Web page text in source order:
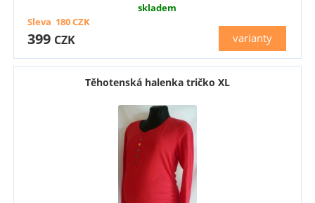
skladem
varianty
399 CZK
Sleva 180CZK
Těhotenská halenka tričko XL